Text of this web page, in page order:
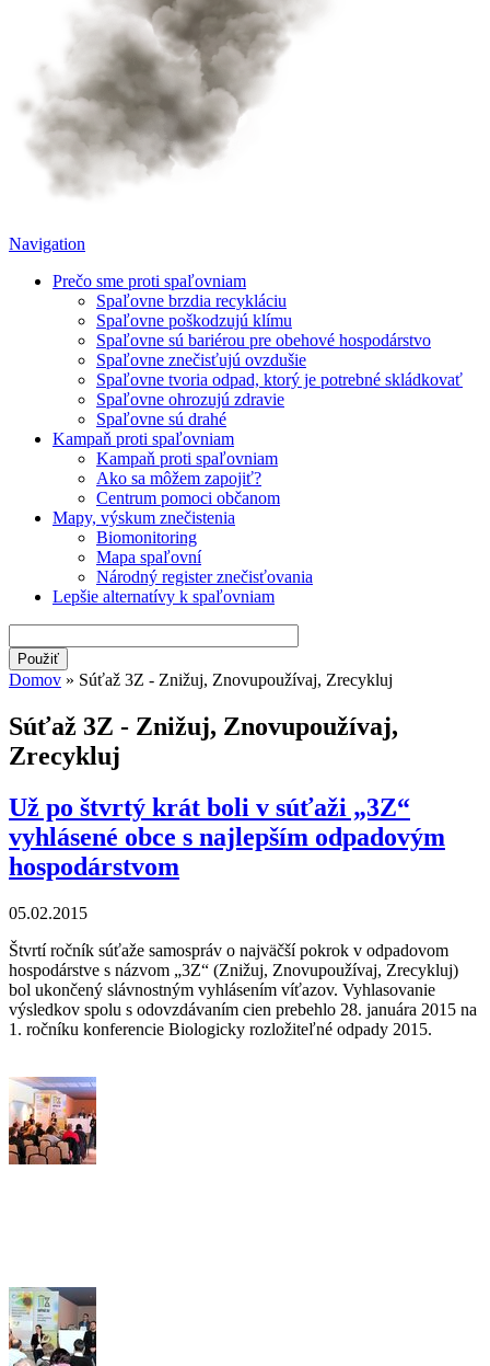
Navigation
Prečo sme proti spaľovniam
Spaľovne brzdia recykláciu
Spaľovne poškodzujú klímu
Spaľovne sú bariérou pre obehové hospodárstvo
Spaľovne znečisťujú ovzdušie
Spaľovne tvoria odpad, ktorý je potrebné skládkovať
Spaľovne ohrozujú zdravie
Spaľovne sú drahé
Kampaň proti spaľovniam
Kampaň proti spaľovniam
Ako sa môžem zapojiť?
Centrum pomoci občanom
Mapy, výskum znečistenia
Biomonitoring
Mapa spaľovní
Národný register znečisťovania
Lepšie alternatívy k spaľovniam
Domov » Súťaž 3Z - Znižuj, Znovupoužívaj, Zrecykluj
Súťaž 3Z - Znižuj, Znovupoužívaj,
Zrecykluj
Už po štvrtý krát boli v súťaži „3Z“
vyhlásené obce s najlepším odpadovým
hospodárstvom
05.02.2015
Štvrtí ročník súťaže samospráv o najväčší pokrok v odpadovom
hospodárstve s názvom „3Z“ (Znižuj, Znovupoužívaj, Zrecykluj)
bol ukončený slávnostným vyhlásením víťazov. Vyhlasovanie
výsledkov spolu s odovzdávaním cien prebehlo 28. januára 2015 na
1. ročníku konferencie Biologicky rozložiteľné odpady 2015.